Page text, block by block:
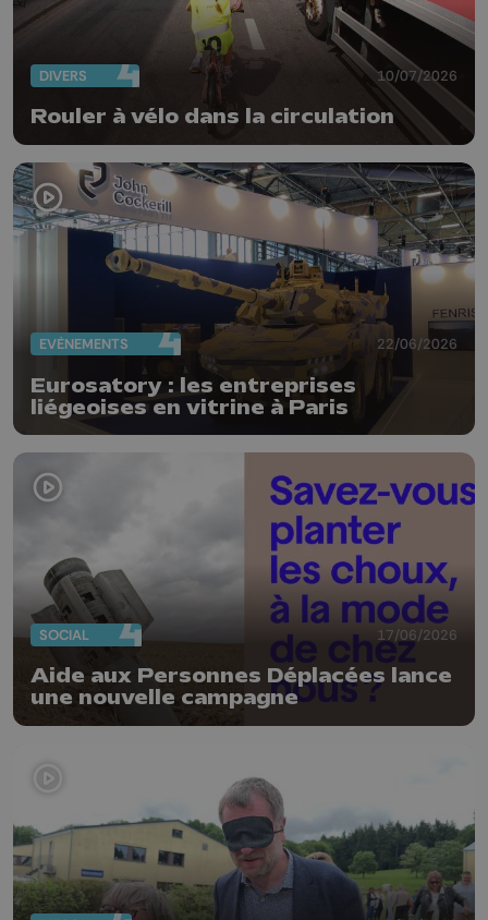
DIVERS 10/07/2026
Rouler à vélo dans la circulation
EVÈNEMENTS 22/06/2026
Eurosatory : les entreprises
liégeoises en vitrine à Paris
SOCIAL 17/06/2026
Aide aux Personnes Déplacées lance
une nouvelle campagne